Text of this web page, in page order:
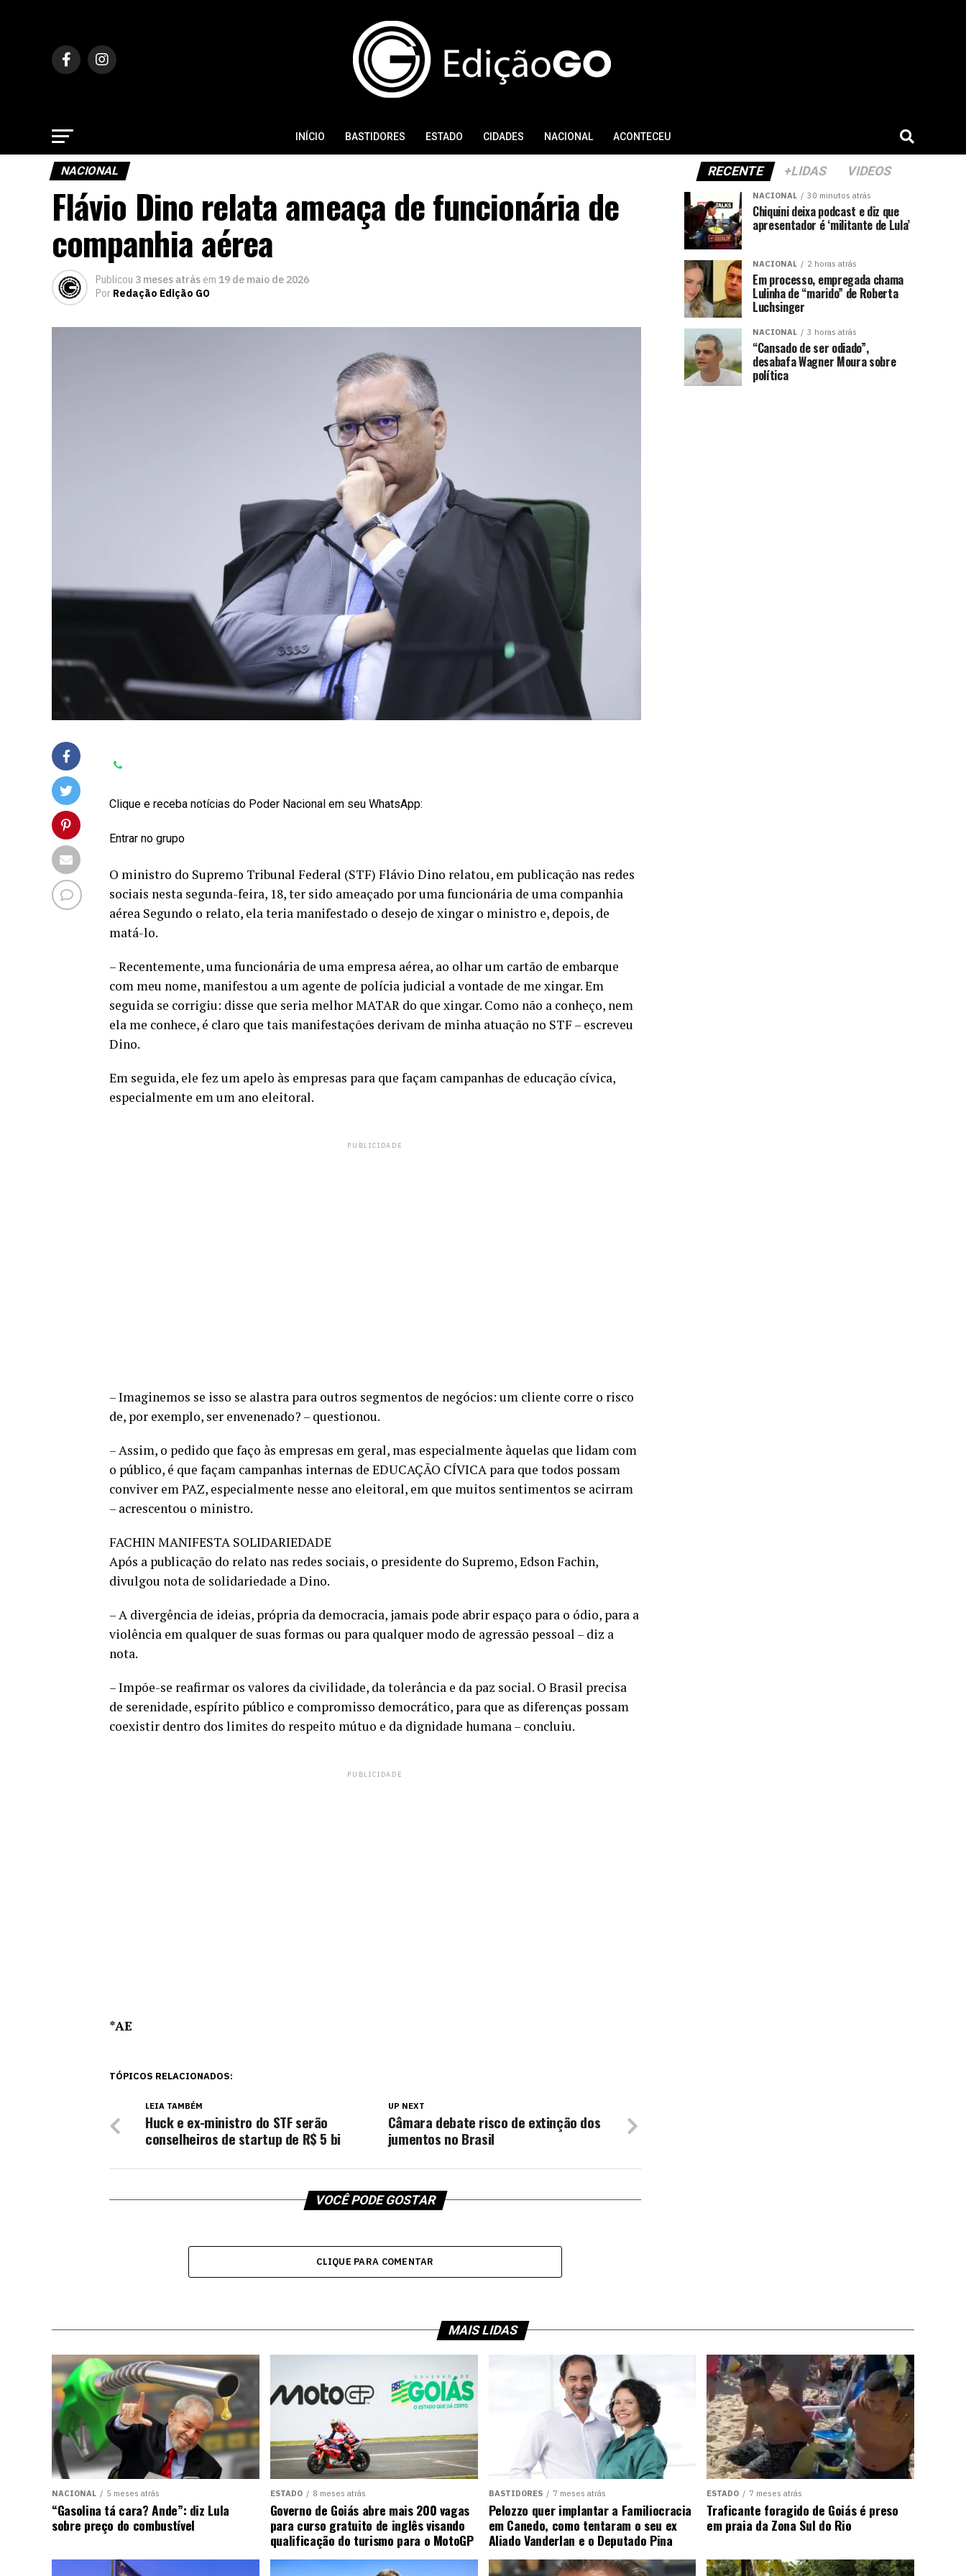
INÍCIO BASTIDORES ESTADO CIDADES NACIONAL ACONTECEU
NACIONAL
Flávio Dino relata ameaça de funcionária de
companhia aérea
Publicou 3 meses atrásem19 de maio de 2026
PorRedação Edição GO
Clique e receba notícias do Poder Nacional em seu WhatsApp:
Entrar no grupo
O ministro do Supremo Tribunal Federal (STF) Flávio Dino relatou, em publicação nas redes
sociais nesta segunda-feira, 18, ter sido ameaçado por uma funcionária de uma companhia
aérea Segundo o relato, ela teria manifestado o desejo de xingar o ministro e, depois, de
matá-lo.
– Recentemente, uma funcionária de uma empresa aérea, ao olhar um cartão de embarque
com meu nome, manifestou a um agente de polícia judicial a vontade de me xingar. Em
seguida se corrigiu: disse que seria melhor MATAR do que xingar. Como não a conheço, nem
ela me conhece, é claro que tais manifestações derivam de minha atuação no STF – escreveu
Dino.
Em seguida, ele fez um apelo às empresas para que façam campanhas de educação cívica,
especialmente em um ano eleitoral.
PUBLICIDADE
– Imaginemos se isso se alastra para outros segmentos de negócios: um cliente corre o risco
de, por exemplo, ser envenenado? – questionou.
– Assim, o pedido que faço às empresas em geral, mas especialmente àquelas que lidam com
o público, é que façam campanhas internas de EDUCAÇÃO CÍVICA para que todos possam
conviver em PAZ, especialmente nesse ano eleitoral, em que muitos sentimentos se acirram
– acrescentou o ministro.
FACHIN MANIFESTA SOLIDARIEDADE
Após a publicação do relato nas redes sociais, o presidente do Supremo, Edson Fachin,
divulgou nota de solidariedade a Dino.
– A divergência de ideias, própria da democracia, jamais pode abrir espaço para o ódio, para a
violência em qualquer de suas formas ou para qualquer modo de agressão pessoal – diz a
nota.
– Impõe-se reafirmar os valores da civilidade, da tolerância e da paz social. O Brasil precisa
de serenidade, espírito público e compromisso democrático, para que as diferenças possam
coexistir dentro dos limites do respeito mútuo e da dignidade humana – concluiu.
PUBLICIDADE
*AE
TÓPICOS RELACIONADOS:
UP NEXT
Câmara debate risco de extinção dos
jumentos no Brasil
LEIA TAMBÉM
Huck e ex-ministro do STF serão
conselheiros de startup de R$ 5 bi
VOCÊ PODE GOSTAR
CLIQUE PARA COMENTAR
RECENTE +LIDAS VIDEOS
NACIONAL 30 minutos atrás
Chiquini deixa podcast e diz que
apresentador é ‘militante de Lula’
NACIONAL 2 horas atrás
Em processo, empregada chama
Lulinha de “marido” de Roberta
Luchsinger
NACIONAL 3 horas atrás
“Cansado de ser odiado”,
desabafa Wagner Moura sobre
política
MAIS LIDAS
NACIONAL 5 meses atrás
“Gasolina tá cara? Ande”: diz Lula
sobre preço do combustível
ESTADO 8 meses atrás
Governo de Goiás abre mais 200 vagas
para curso gratuito de inglês visando
qualificação do turismo para o MotoGP
BASTIDORES 7 meses atrás
Pelozzo quer implantar a Familiocracia
em Canedo, como tentaram o seu ex
Aliado Vanderlan e o Deputado Pina
ESTADO 7 meses atrás
Traficante foragido de Goiás é preso
em praia da Zona Sul do Rio